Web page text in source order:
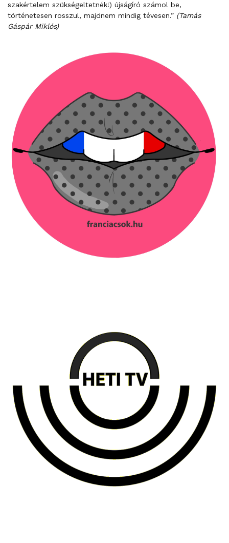
szakértelem szükségeltetnék!) újságíró számol be,
történetesen rosszul, majdnem mindig tévesen.” (Tamás
Gáspár Miklós)